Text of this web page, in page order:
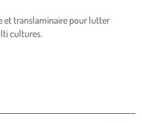
et translaminaire pour lutter
cultures.